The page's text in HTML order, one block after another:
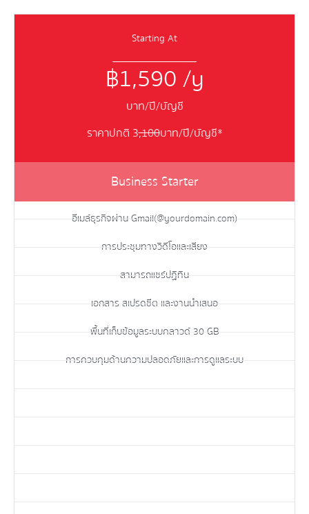
Starting At
฿1,590 /y
บาท/ปี/บัญชี
ราคาปกติ 3,100บาท/ปี/บัญชี*
Business Starter
อีเมล์ธุรกิจผ่าน Gmail(@yourdomain.com)
การประชุมทางวิดีโอและเสียง
สามารถแชร์ปฏิทิน
เอกสาร สเปรดชีต และงานนำเสนอ
พื้นที่เก็บข้อมูลระบบคลาวด์ 30 GB
การควบคุมด้านความปลอดภัยและการดูแลระบบ